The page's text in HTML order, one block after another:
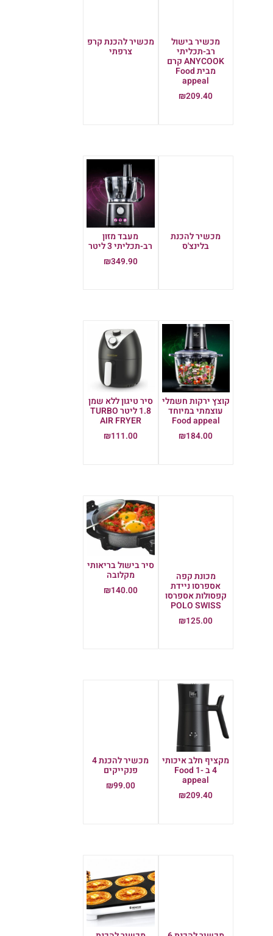
מכשיר בישול
רב-תכליתי
ANYCOOK קרם
מבית Food
appeal
₪209.40
מכשיר להכנת קרפ
צרפתי
מכשיר להכנת
בלינצ'ס
מעבד מזון
רב-תכליתי 3 ליטר
₪349.90
קוצץ ירקות חשמלי
עוצמתי במיוחד
Food appeal
₪184.00
סיר טיגון ללא שמן
1.8 ליטר TURBO
AIR FRYER
₪111.00
מכונת קפה
אספרסו ניידת
קפסולות אספרסו
POLO SWISS
₪125.00
סיר בישול בריאותי
מקלובה
₪140.00
מקציף חלב איכותי
4 ב -1 Food
appeal
₪209.40
מכשיר להכנת 4
פנקייקים
₪99.00